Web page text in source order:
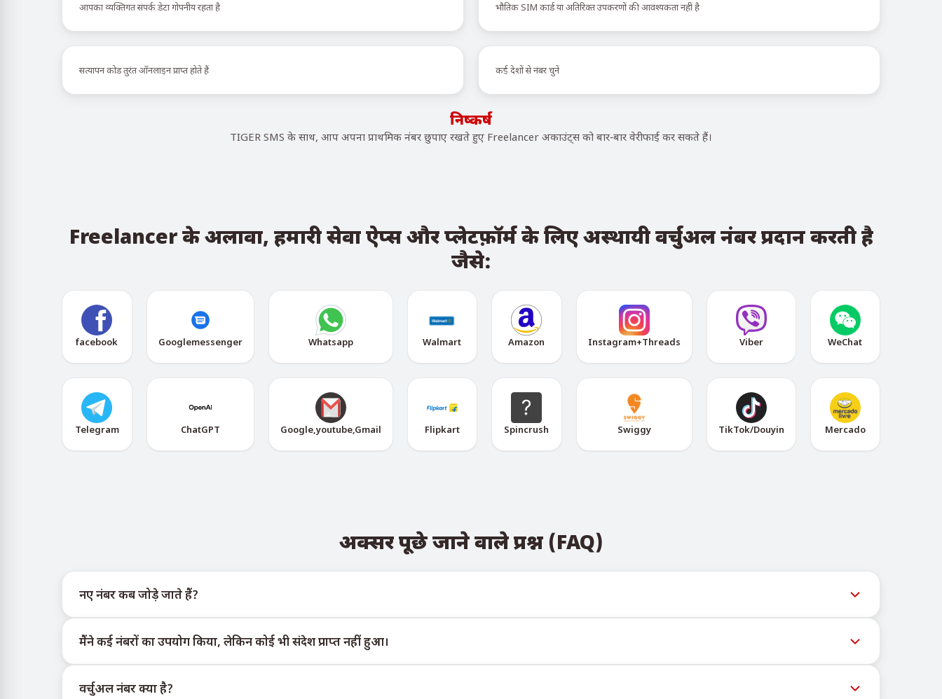
आपका व्यक्तिगत संपर्क डेटा गोपनीय रहता है भौतिक SIM कार्ड या अतिरिक्त उपकरणों की आवश्यकता नहीं है
सत्यापन कोड तुरंत ऑनलाइन प्राप्त होते हैं कई देशों से नंबर चुनें
निष्कर्ष
TIGER SMS के साथ, आप अपना प्राथमिक नंबर छुपाए रखते हुए Freelancer अकाउंट्स को बार-बार वेरीफाई कर सकते हैं।
Freelancer के अलावा, हमारी सेवा ऐप्स और प्लेटफ़ॉर्म के लिए अस्थायी वर्चुअल नंबर प्रदान करती है
जैसे:
facebook Googlemessenger Whatsapp Walmart Amazon Instagram+Threads Viber WeChat
Telegram ChatGPT Google,youtube,Gmail Flipkart Spincrush Swiggy TikTok/Douyin Mercado
अक्सर पूछे जाने वाले प्रश्न (FAQ)
नए नंबर कब जोड़े जाते हैं?
इन्वेंट्री तक पहुँच सकें।
मैंने कई नंबरों का उपयोग किया, लेकिन कोई भी संदेश प्राप्त नहीं हुआ।
बढ़ाने के लिए निम्न रणनीतियाँ अपनाएँ:
वर्चुअल नंबर क्या है?